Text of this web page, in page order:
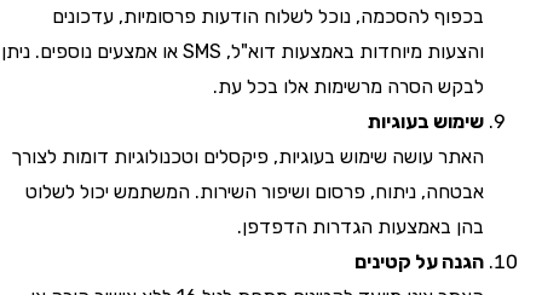
בכפוף להסכמה, נוכל לשלוח הודעות פרסומיות, עדכונים
והצעות מיוחדות באמצעות דוא"ל, SMS או אמצעים נוספים. ניתן
לבקש הסרה מרשימות אלו בכל עת.
שימוש בעוגיות
האתר עושה שימוש בעוגיות, פיקסלים וטכנולוגיות דומות לצורך
אבטחה, ניתוח, פרסום ושיפור השירות. המשתמש יכול לשלוט
בהן באמצעות הגדרות הדפדפן.
הגנה על קטינים